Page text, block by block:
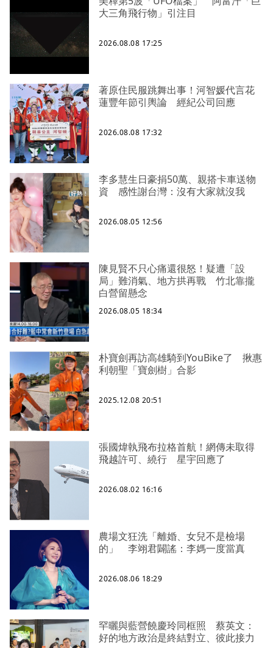
大三角飛行物」引注目
2026.08.08 17:25
著原住民服跳舞出事！河智媛代言花
蓮豐年節引輿論 經紀公司回應
2026.08.08 17:32
李多慧生日豪捐50萬、親搭卡車送物
資 感性謝台灣：沒有大家就沒我
2026.08.05 12:56
陳見賢不只心痛還很怒！疑遭「設
局」難消氣、地方拱再戰 竹北靠攏
白營留懸念
2026.08.05 18:34
朴寶劍再訪高雄騎到YouBike了 揪惠
利朝聖「寶劍樹」合影
2025.12.08 20:51
張國煒執飛布拉格首航！網傳未取得
飛越許可、繞行 星宇回應了
2026.08.02 16:16
農場文狂洗「離婚、女兒不是檢場
的」 李翊君闢謠：李媽一度當真
2026.08.06 18:29
罕曬與藍營饒慶玲同框照 蔡英文：
好的地方政治是終結對立、彼此接力